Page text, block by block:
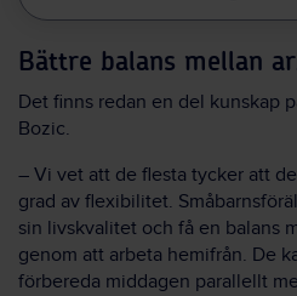
Bättre balans mellan
Det finns redan en del kunskap
Bozic.
– Vi vet att de flesta tycker att
grad av flexibilitet.
sin livskvalitet och få en balans
genom att arbeta hemifrån. De
förbereda middagen parallellt